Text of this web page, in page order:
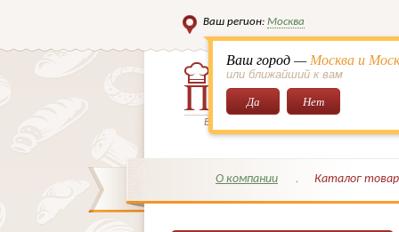
Ваш регион: Москва
Ваш город —Москва и
или ближайший к вам
Да Нет
Всё для кондитеров и поваров!
О компании Каталог